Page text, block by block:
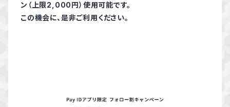
ン（上限2,000円）使用可能です。
この機会に、是非ご利用ください。